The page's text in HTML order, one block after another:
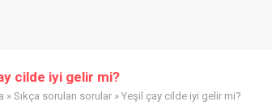
cilde iyi gelir mi?
» Sıkça sorulan sorular » Yeşil çay cilde iyi gelir mi?